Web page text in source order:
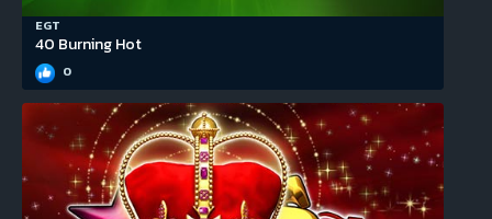
EGT
40 Burning Hot
0